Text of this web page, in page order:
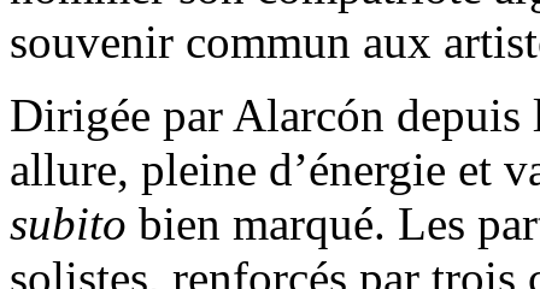
souvenir commun aux
Dirigée par Alarcón depuis
allure, pleine d’énergie et
subito bien marqué. Les
solistes, renforcés par trois